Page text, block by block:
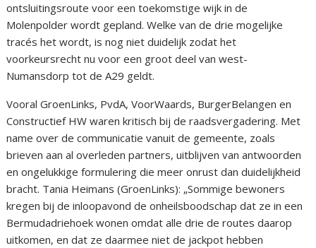
ontsluitingsroute voor een toekomstige wijk in de
Molenpolder wordt gepland. Welke van de drie mogelijke
tracés het wordt, is nog niet duidelijk zodat het
voorkeursrecht nu voor een groot deel van west-
Numansdorp tot de A29 geldt.
Vooral GroenLinks, PvdA, VoorWaards, BurgerBelangen en
Constructief HW waren kritisch bij de raadsvergadering. Met
name over de communicatie vanuit de gemeente, zoals
brieven aan al overleden partners, uitblijven van antwoorden
en ongelukkige formulering die meer onrust dan duidelijkheid
bracht. Tania Heimans (GroenLinks): „Sommige bewoners
kregen bij de inloopavond de onheilsboodschap dat ze in een
Bermudadriehoek wonen omdat alle drie de routes daarop
uitkomen, en dat ze daarmee niet de jackpot hebben